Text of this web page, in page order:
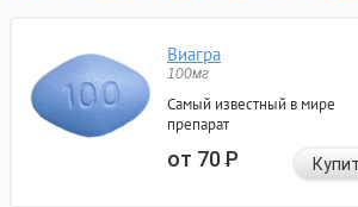
Виагра
100мг
Самый известный в мире
препарат
от 70Р